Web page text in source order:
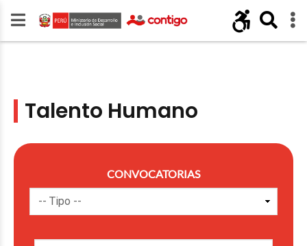
Talento Humano
CONVOCATORIAS